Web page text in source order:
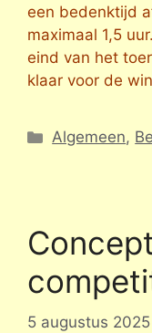
een bedenktijd
maximaal 1,5
eind van het
klaar voor de
Categorieën
Algemeen,
5 augustus 2025